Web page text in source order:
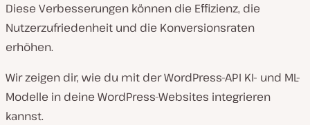
Diese Verbesserungen können die Effizienz, die
Nutzerzufriedenheit und die Konversionsraten
erhöhen.
Wir zeigen dir, wie du mit der WordPress-API KI- und ML-
Modelle in deine WordPress-Websites integrieren
kannst.